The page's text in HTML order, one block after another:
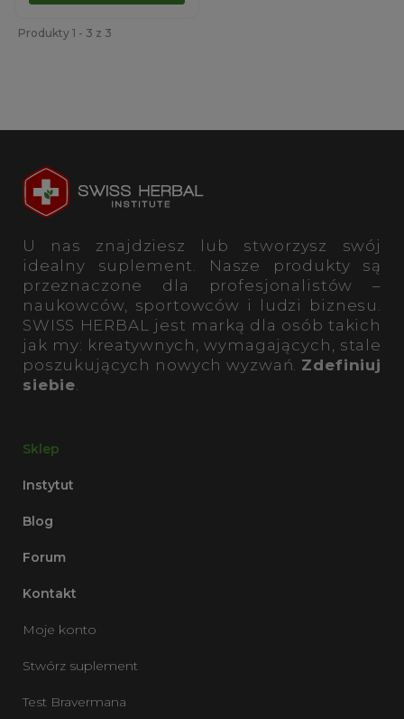
Produkty 1 - 3 z 3
U nas znajdziesz lub stworzysz swój
idealny suplement. Nasze produkty są
przeznaczone dla profesjonalistów –
naukowców, sportowców i ludzi biznesu.
SWISS HERBAL jest marką dla osób takich
jak my: kreatywnych, wymagających, stale
poszukujących nowych wyzwań. Zdefiniuj
siebie.
Sklep
Instytut
Blog
Forum
Kontakt
Moje konto
Stwórz suplement
Test Bravermana